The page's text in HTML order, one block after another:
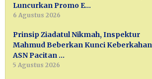
Luncurkan Promo E…
6 Agustus 2026
Prinsip Ziadatul Nikmah, Inspektur
Mahmud Beberkan Kunci Keberkahan
ASN Pacitan …
5 Agustus 2026